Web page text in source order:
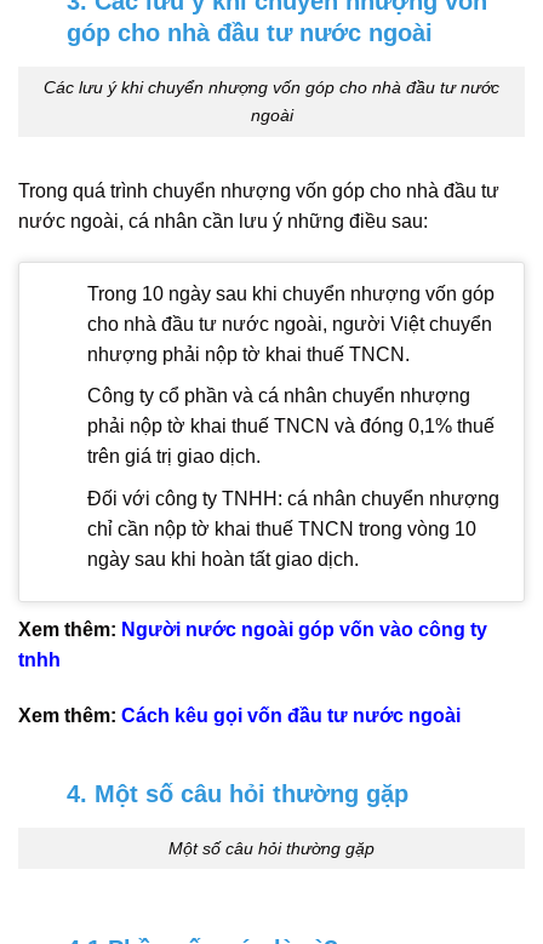
góp cho nhà đầu tư nước ngoài
Các lưu ý khi chuyển nhượng vốn góp cho nhà đầu tư nước
ngoài
Trong quá trình chuyển nhượng vốn góp cho nhà đầu tư
nước ngoài, cá nhân cần lưu ý những điều sau:
Trong 10 ngày sau khi chuyển nhượng vốn góp
cho nhà đầu tư nước ngoài, người Việt chuyển
nhượng phải nộp tờ khai thuế TNCN.
Công ty cổ phần và cá nhân chuyển nhượng
phải nộp tờ khai thuế TNCN và đóng 0,1% thuế
trên giá trị giao dịch.
Đối với công ty TNHH: cá nhân chuyển nhượng
chỉ cần nộp tờ khai thuế TNCN trong vòng 10
ngày sau khi hoàn tất giao dịch.
Xem thêm: Người nước ngoài góp vốn vào công ty
tnhh
Xem thêm: Cách kêu gọi vốn đầu tư nước ngoài
4. Một số câu hỏi thường gặp
Một số câu hỏi thường gặp